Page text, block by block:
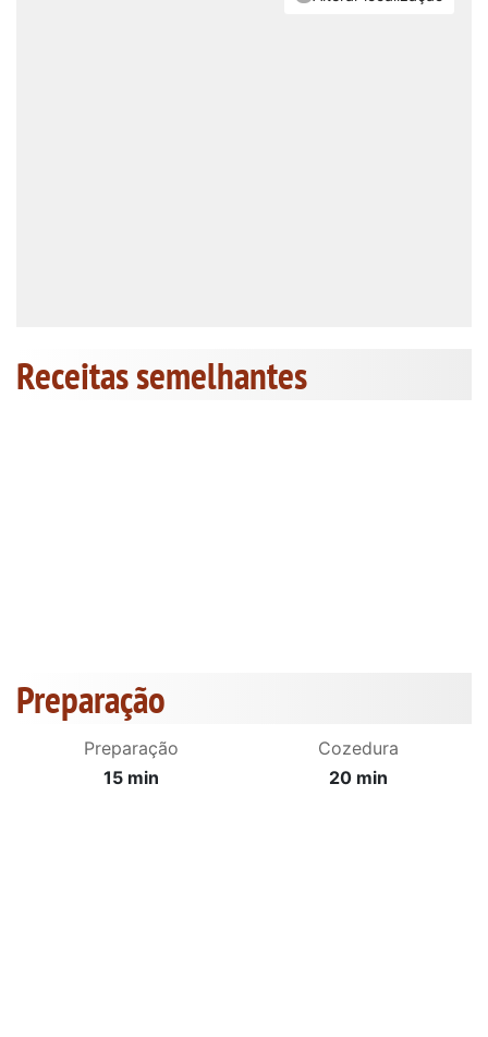
Receitas semelhantes
Preparação
Preparação
15 min
Cozedura
20 min